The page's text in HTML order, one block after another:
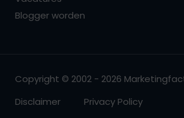
Blogger worden
Copyright © 2002 - 2026
Disclaimer
Privacy Policy